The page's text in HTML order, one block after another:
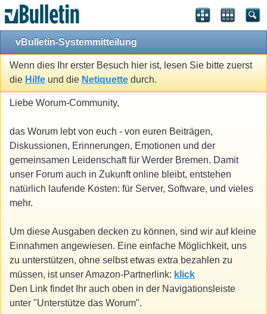
vBulletin-Systemmitteilung
Wenn dies Ihr erster Besuch hier ist, lesen Sie bitte zuerst
die Hilfe und die Netiquette durch.
Liebe Worum-Community,
das Worum lebt von euch - von euren Beiträgen,
Diskussionen, Erinnerungen, Emotionen und der
gemeinsamen Leidenschaft für Werder Bremen. Damit
unser Forum auch in Zukunft online bleibt, entstehen
natürlich laufende Kosten: für Server, Software, und vieles
mehr.
Um diese Ausgaben decken zu können, sind wir auf kleine
Einnahmen angewiesen. Eine einfache Möglichkeit, uns
zu unterstützen, ohne selbst etwas extra bezahlen zu
müssen, ist unser Amazon-Partnerlink: klick
Den Link findet Ihr auch oben in der Navigationsleiste
unter "Unterstütze das Worum".